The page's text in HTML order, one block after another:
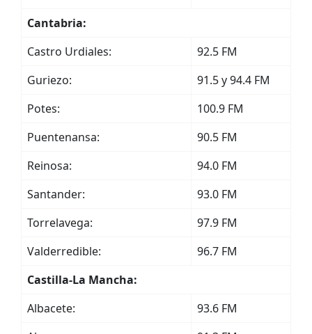
Cantabria:
Castro Urdiales:
92.5 FM
Guriezo:
91.5 y 94.4 FM
Potes:
100.9 FM
Puentenansa:
90.5 FM
Reinosa:
94.0 FM
Santander:
93.0 FM
Torrelavega:
97.9 FM
Valderredible:
96.7 FM
Castilla-La Mancha:
Albacete:
93.6 FM